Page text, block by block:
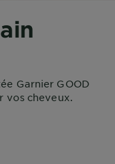
Garnier GOOD
cheveux.